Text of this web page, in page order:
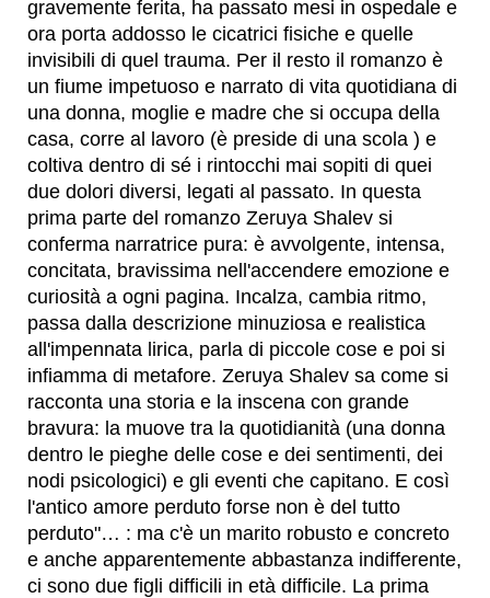
gravemente ferita, ha passato mesi in ospedale e
ora porta addosso le cicatrici fisiche e quelle
invisibili di quel trauma. Per il resto il romanzo è
un fiume impetuoso e narrato di vita quotidiana di
una donna, moglie e madre che si occupa della
casa, corre al lavoro (è preside di una scola ) e
coltiva dentro di sé i rintocchi mai sopiti di quei
due dolori diversi, legati al passato. In questa
prima parte del romanzo Zeruya Shalev si
conferma narratrice pura: è avvolgente, intensa,
concitata, bravissima nell'accendere emozione e
curiosità a ogni pagina. Incalza, cambia ritmo,
passa dalla descrizione minuziosa e realistica
all'impennata lirica, parla di piccole cose e poi si
infiamma di metafore. Zeruya Shalev sa come si
racconta una storia e la inscena con grande
bravura: la muove tra la quotidianità (una donna
dentro le pieghe delle cose e dei sentimenti, dei
nodi psicologici) e gli eventi che capitano. E così
l'antico amore perduto forse non è del tutto
perduto"… : ma c'è un marito robusto e concreto
e anche apparentemente abbastanza indifferente,
ci sono due figli difficili in età difficile. La prima